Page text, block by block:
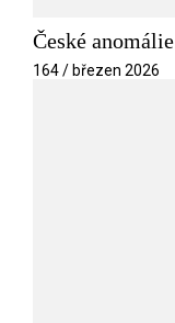
České anomálie
164 / březen 2026